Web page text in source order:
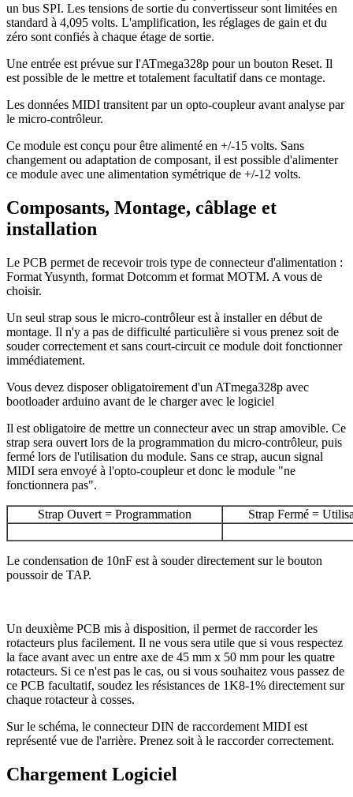
un bus SPI. Les tensions de sortie du convertisseur sont limitées en
standard à 4,095 volts. L'amplification, les réglages de gain et du
zéro sont confiés à chaque étage de sortie.
Une entrée est prévue sur l'ATmega328p pour un bouton Reset. Il
est possible de le mettre et totalement facultatif dans ce montage.
Les données MIDI transitent par un opto-coupleur avant analyse par
le micro-contrôleur.
Ce module est conçu pour être alimenté en +/-15 volts. Sans
changement ou adaptation de composant, il est possible d'alimenter
ce module avec une alimentation symétrique de +/-12 volts.
Composants, Montage, câblage et
installation
Le PCB permet de recevoir trois type de connecteur d'alimentation :
Format Yusynth, format Dotcomm et format MOTM. A vous de
choisir.
Un seul strap sous le micro-contrôleur est à installer en début de
montage. Il n'y a pas de difficulté particulière si vous prenez soit de
souder correctement et sans court-circuit ce module doit fonctionner
immédiatement.
Vous devez disposer obligatoirement d'un ATmega328p avec
bootloader arduino avant de le charger avec le logiciel
Il est obligatoire de mettre un connecteur avec un strap amovible. Ce
strap sera ouvert lors de la programmation du micro-contrôleur, puis
fermé lors de l'utilisation du module. Sans ce strap, aucun signal
MIDI sera envoyé à l'opto-coupleur et donc le module "ne
fonctionnera pas".
Strap Ouvert = Programmation Strap Fermé =
Le condensation de 10nF est à souder directement sur le bouton
poussoir de TAP.
Un deuxième PCB mis à disposition, il permet de raccorder les
rotacteurs plus facilement. Il ne vous sera utile que si vous respectez
la face avant avec un entre axe de 45 mm x 50 mm pour les quatre
rotacteurs. Si ce n'est pas le cas, ou si vous souhaitez vous passez de
ce PCB facultatif, soudez les résistances de 1K8-1% directement sur
chaque rotacteur à cosses.
Sur le schéma, le connecteur DIN de raccordement MIDI est
représenté vue de l'arrière. Prenez soit à le raccorder correctement.
Chargement Logiciel